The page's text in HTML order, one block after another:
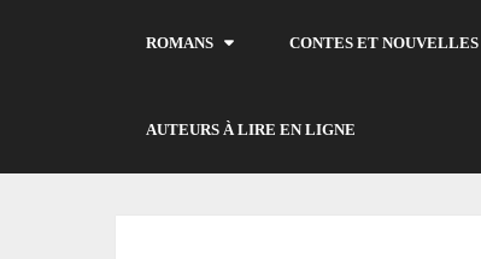
ROMANS CONTES ET NOUVELLES
AUTEURS À LIRE EN LIGNE